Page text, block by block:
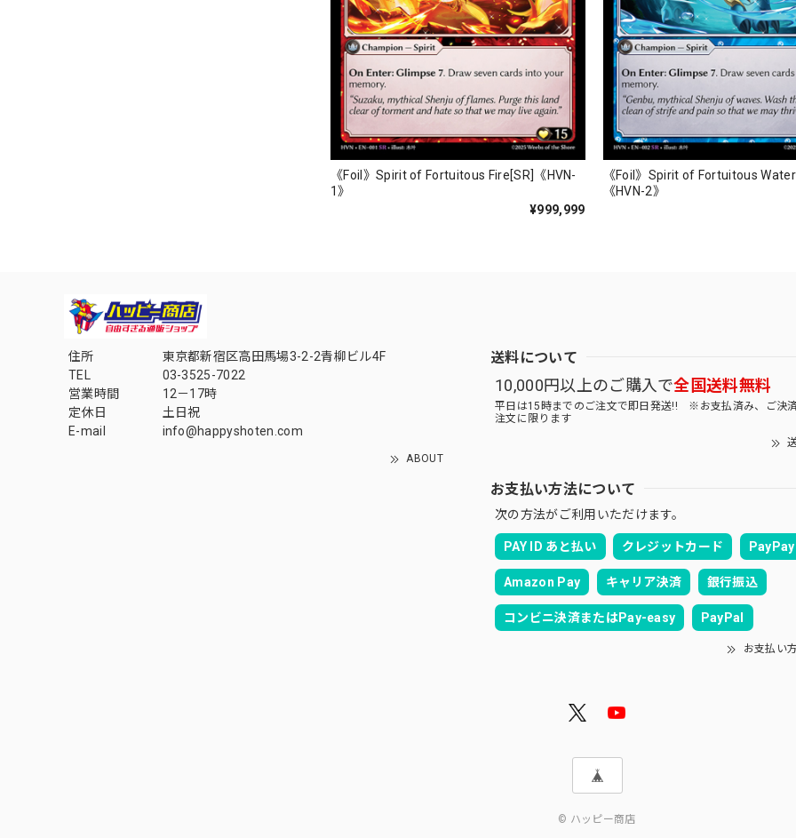
《Foil》Spirit of Fortuitous Fire[SR]《HVN-
1》
¥999,999
《Foil》Spirit of Fortuitous
《HVN-2》
住所
東京都新宿区高田馬場3-2-2青柳ビル4F
TEL
03-3525-7022
営業時間
12－17時
定休日
土日祝
E-mail
info@happyshoten.com
ABOUT
送料について
10,000円以上のご購入で全国送料無料
平日は15時までのご注文で即日発送!! ※お支払済み、ご決
注文に限ります
お支払い方法について
次の方法がご利用いただけます。
PAY ID あと払い クレジットカード PayPay
Amazon Pay キャリア決済 銀行振込
コンビニ決済またはPay-easy PayPal
お支払い
© ハッピー商店